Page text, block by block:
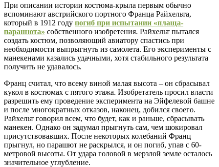
При описании истории костюма-крыла первым обычно
вспоминают австрийского портного Франца Райхельта,
который в 1912 году погиб при испытании «плаща-
парашюта» собственного изобретения. Райхельт пытался
создать костюм, позволяющий авиатору спастись при
необходимости выпрыгнуть из самолета. Его эксперименты с
манекенами казались удачными, хотя стабильного результата
получить не удавалось.
Франц считал, что всему виной малая высота – он сбрасывал
кукол в костюмах с пятого этажа. Изобретатель просил власти
разрешить ему проведение эксперимента на Эйфелевой башне
и после многократных отказов, наконец, добился своего.
Райхельт говорил всем, что будет, как и раньше, сбрасывать
манекен. Однако он задумал прыгнуть сам, чем шокировал
присутствовавших. После некоторых колебаний Франц
прыгнул, но парашют не раскрылся, и он погиб, упав с 60-
метровой высоты. От удара головой в мерзлой земле осталось
значительное углубление.